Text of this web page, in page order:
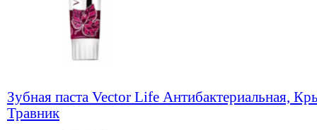
Зубная паста Vector Life Антибактериальная,
Травник